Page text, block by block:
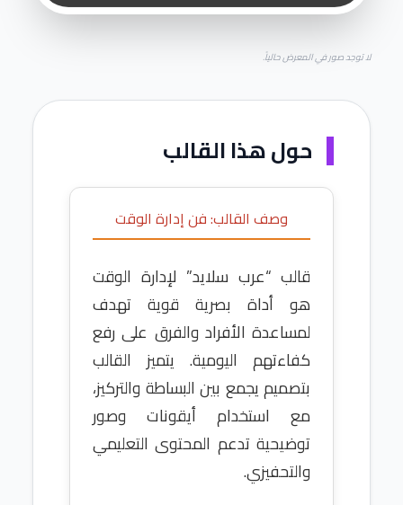
لا توجد صور في المعرض حالياً.
حول هذا القالب
وصف القالب: فن إدارة الوقت
قالب “عرب سلايد” لإدارة الوقت
هو أداة بصرية قوية تهدف
لمساعدة الأفراد والفرق على رفع
كفاءتهم اليومية. يتميز القالب
بتصميم يجمع بين البساطة والتركيز،
مع استخدام أيقونات وصور
توضيحية تدعم المحتوى التعليمي
والتحفيزي.